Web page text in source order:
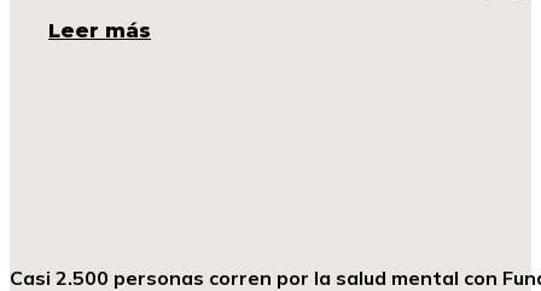
Leer más
Casi 2.500 personas corren por la salud mental con